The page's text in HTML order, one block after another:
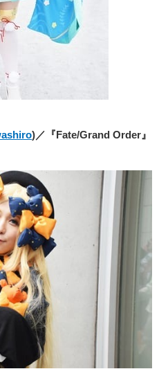
)／『Fate/Grand Order』